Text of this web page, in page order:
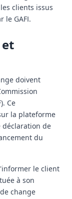
clients issus
le GAFI.
doivent
. Ce
la plateforme
de
du
le client
à son
change